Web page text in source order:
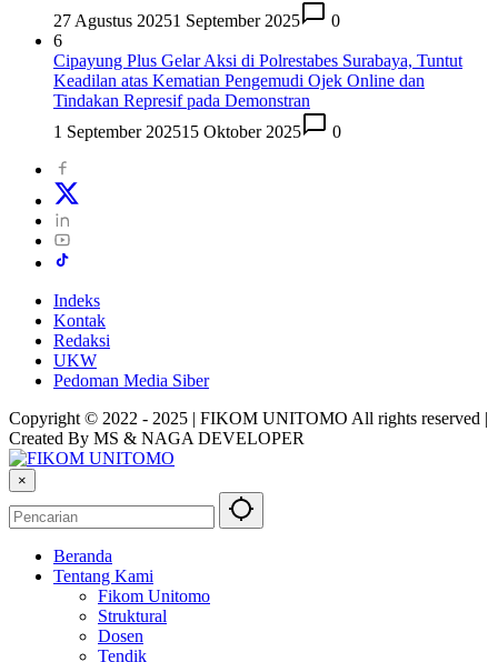
27 Agustus 20251 September 2025
0
6
Cipayung Plus Gelar Aksi di Polrestabes Surabaya, Tuntut
Keadilan atas Kematian Pengemudi Ojek Online dan
Tindakan Represif pada Demonstran
1 September 202515 Oktober 2025 0
Indeks
Kontak
Redaksi
UKW
Pedoman Media Siber
Copyright © 2022 - 2025 | FIKOM UNITOMO All rights reserved |
Created By MS & NAGA DEVELOPER
×
Beranda
Tentang Kami
Fikom Unitomo
Struktural
Dosen
Tendik